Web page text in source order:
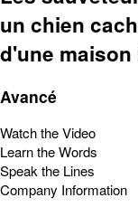
un chien
d'une
Avancé
Watch the Video
Learn the Words
Speak the Lines
Company Information